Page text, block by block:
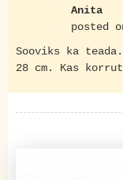
Anita
posted
Sooviks ka
28 cm. Kas